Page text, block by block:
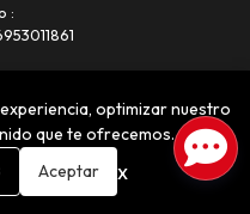
Yo vendo con
optimizar nuestro
que te ofrecemos.
Aceptar x